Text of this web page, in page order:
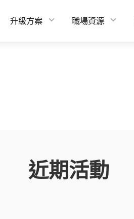
升級方案 職場資源
近期活動